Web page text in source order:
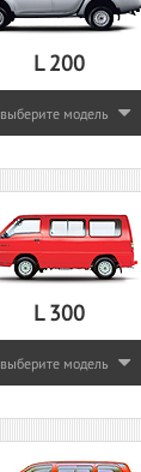
L 200
выберите модель
L 300
выберите модель